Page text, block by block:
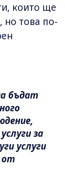
които ще
но това по-
бъдат
за
услуги
от